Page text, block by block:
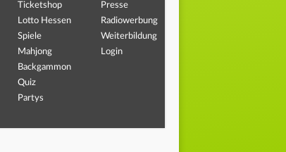
Ticketshop
Lotto Hessen
Spiele
Mahjong
Backgammon
Quiz
Partys
Presse
Radiowerbung
Weiterbildung
Login